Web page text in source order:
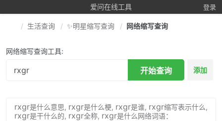
爱问在线工具 登录
生活查询 ✨明星缩写查询 网络缩写查询
网络缩写查询工具:
开始查询 添加
rxgr是什么意思, rxgr是什么梗, rxgr是谁, rxgr缩写表示什么,
rxgr是干什么的, rxgr全称, rxgr是什么网络词语：